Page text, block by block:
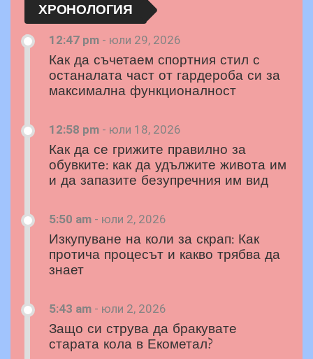
ХРОНОЛОГИЯ
12:47 pm - юли 29, 2026
Как да съчетаем спортния стил с
останалата част от гардероба си за
максимална функционалност
12:58 pm - юли 18, 2026
Как да се грижите правилно за
обувките: как да удължите живота им
и да запазите безупречния им вид
5:50 am - юли 2, 2026
Изкупуване на коли за скрап: Как
протича процесът и какво трябва да
знает
5:43 am - юли 2, 2026
Защо си струва да бракувате
старата кола в Екометал?